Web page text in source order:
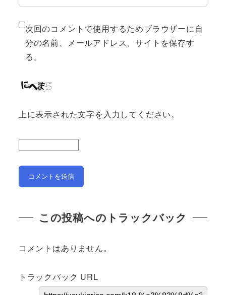
次回のコメントで使用するためブラウザーに自
分の名前、メールアドレス、サイトを保存す
る。
上に表示された文字を入力してください。
この投稿へのトラックバック
コメントはありません。
トラックバック URL